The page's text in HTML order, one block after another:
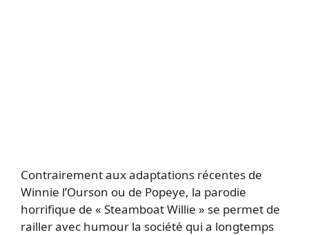
Contrairement aux adaptations récentes de
Winnie l’Ourson ou de Popeye, la parodie
horrifique de « Steamboat Willie » se permet de
railler avec humour la société qui a longtemps